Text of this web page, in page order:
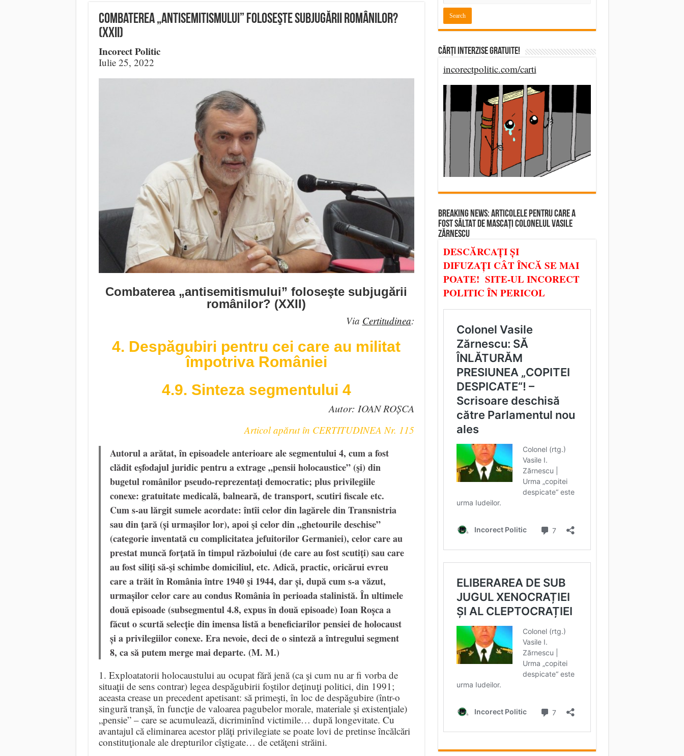
Combaterea „antisemitismului” foloseşte subjugării românilor?
(XXII)
Incorect Politic
Iulie 25, 2022
Combaterea „antisemitismului” foloseşte subjugării
românilor? (XXII)
Via Certitudinea:
4. Despăgubiri pentru cei care au militat
împotriva României
4.9. Sinteza segmentului 4
Autor: IOAN ROȘCA
Articol apărut în CERTITUDINEA Nr. 115
Autorul a arătat, în episoadele anterioare ale segmentului 4, cum a fost
clădit eşfodajul juridic pentru a extrage „pensii holocaustice” (şi) din
bugetul românilor pseudo-reprezentaţi democratic; plus privilegiile
conexe: gratuitate medicală, balneară, de transport, scutiri fiscale etc.
Cum s-au lărgit sumele acordate: întîi celor din lagărele din Transnistria
sau din ţară (și urmașilor lor), apoi şi celor din „ghetourile deschise”
(categorie inventată cu complicitatea jefuitorilor Germaniei), celor care au
prestat muncă forţată în timpul războiului (de care au fost scutiţi) sau care
au fost siliţi să-şi schimbe domiciliul, etc. Adică, practic, oricărui evreu
care a trăit în România între 1940 şi 1944, dar și, după cum s-a văzut,
urmașilor celor care au condus România în perioada stalinistă. În ultimele
două episoade (subsegmentul 4.8, expus în două episoade) Ioan Roșca a
făcut o scurtă selecție din imensa listă a beneficiarilor pensiei de holocaust
și a privilegiilor conexe. Era nevoie, deci de o sinteză a întregului segment
8, ca să putem merge mai departe. (M. M.)
1. Exploatatorii holocaustului au ocupat fără jenă (ca şi cum nu ar fi vorba de
situaţii de sens contrar) legea despăgubirii foştilor deţinuţi politici, din 1991;
aceasta crease un precedent apetisant: să primeşti, în loc de despăgubire (într-o
singură tranşă, în funcţie de valoarea pagubelor morale, materiale şi existenţiale)
„pensie” – care se acumulează, dicriminînd victimile… după longevitate. Cu
avantajul că eliminarea acestor plăţi privilegiate se poate lovi de pretinse încălcări
constituţionale ale drepturilor cîştigate… de cetăţeni străini.
Cărți Interzise Gratuite!
incorectpolitic.com/carti
BREAKING NEWS: ARTICOLELE PENTRU CARE A
FOST SĂLTAT DE MASCAȚI COLONELUL VASILE
ZĂRNESCU
DESCĂRCAȚI ȘI
DIFUZAȚI CÂT ÎNCĂ SE MAI
POATE! SITE-UL INCORECT
POLITIC ÎN PERICOL